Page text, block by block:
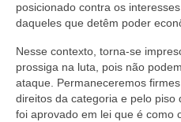
posicionado contra os
daqueles que detêm poder
Nesse contexto, torna-se
prossiga na luta, pois não
ataque. Permaneceremos
direitos da categoria e pelo
foi aprovado em lei que é como